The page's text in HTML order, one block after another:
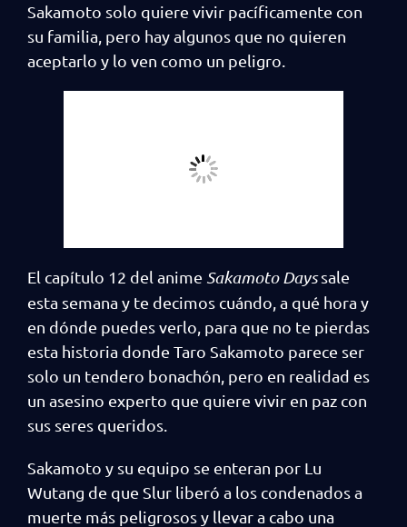
Sakamoto solo quiere vivir pacíficamente con
su familia, pero hay algunos que no quieren
aceptarlo y lo ven como un peligro.
El capítulo 12 del anime Sakamoto Dayssale
esta semana y te decimos cuándo, a qué hora y
en dónde puedes verlo, para que no te pierdas
esta historia donde Taro Sakamoto parece ser
solo un tendero bonachón, pero en realidad es
un asesino experto que quiere vivir en paz con
sus seres queridos.
Sakamoto y su equipo se enteran por Lu
Wutang de que Slur liberó a los condenados a
muerte más peligrosos y llevar a cabo una